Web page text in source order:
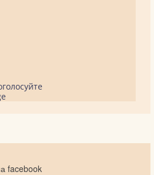
facebook